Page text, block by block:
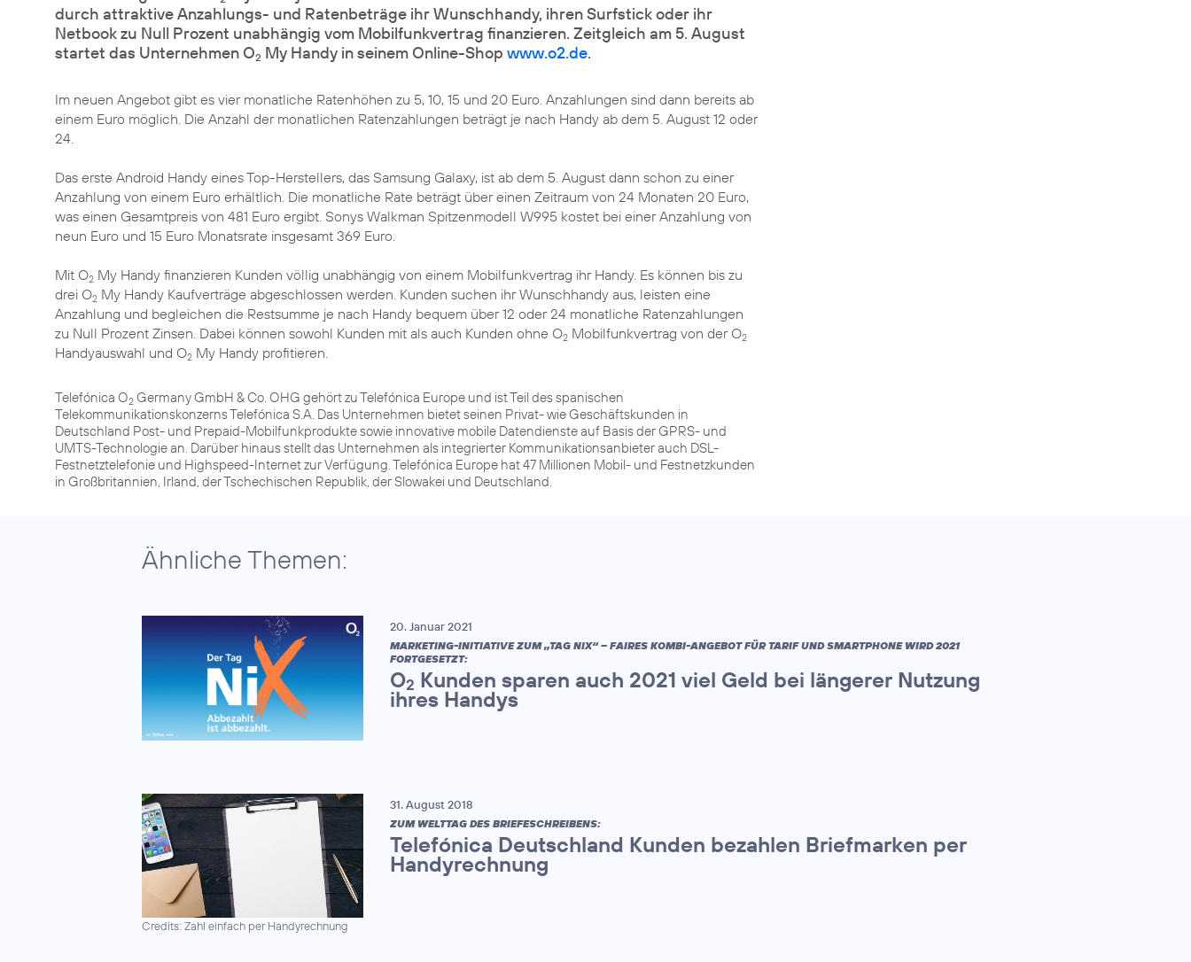
durch attraktive Anzahlungs- und Ratenbeträge ihr Wunschhandy, ihren Surfstick oder ihr
Netbook zu Null Prozent unabhängig vom Mobilfunkvertrag finanzieren. Zeitgleich am 5. August
startet das Unternehmen O2 My Handy in seinem Online-Shop www.o2.de.
Im neuen Angebot gibt es vier monatliche Ratenhöhen zu 5, 10, 15 und 20 Euro. Anzahlungen sind dann bereits ab
einem Euro möglich. Die Anzahl der monatlichen Ratenzahlungen beträgt je nach Handy ab dem 5. August 12 oder
24.
Das erste Android Handy eines Top-Herstellers, das Samsung Galaxy, ist ab dem 5. August dann schon zu einer
Anzahlung von einem Euro erhältlich. Die monatliche Rate beträgt über einen Zeitraum von 24 Monaten 20 Euro,
was einen Gesamtpreis von 481 Euro ergibt. Sonys Walkman Spitzenmodell W995 kostet bei einer Anzahlung von
neun Euro und 15 Euro Monatsrate insgesamt 369 Euro.
Mit O2 My Handy finanzieren Kunden völlig unabhängig von einem Mobilfunkvertrag ihr Handy. Es können bis zu
drei O2 My Handy Kaufverträge abgeschlossen werden. Kunden suchen ihr Wunschhandy aus, leisten eine
Anzahlung und begleichen die Restsumme je nach Handy bequem über 12 oder 24 monatliche Ratenzahlungen
zu Null Prozent Zinsen. Dabei können sowohl Kunden mit als auch Kunden ohne O2 Mobilfunkvertrag von der O2
Handyauswahl und O2 My Handy profitieren.
Telefónica O2 Germany GmbH & Co. OHG gehört zu Telefónica Europe und ist Teil des spanischen
Telekommunikationskonzerns Telefónica S.A. Das Unternehmen bietet seinen Privat- wie Geschäftskunden in
Deutschland Post- und Prepaid-Mobilfunkprodukte sowie innovative mobile Datendienste auf Basis der GPRS- und
UMTS-Technologie an. Darüber hinaus stellt das Unternehmen als integrierter Kommunikationsanbieter auch DSL-
Festnetztelefonie und Highspeed-Internet zur Verfügung. Telefónica Europe hat 47 Millionen Mobil- und Festnetzkunden
in Großbritannien, Irland, der Tschechischen Republik, der Slowakei und Deutschland.
Ähnliche Themen:
20. Januar 2021
MARKETING-INITIATIVE ZUM „TAG NIX“ – FAIRES KOMBI-ANGEBOT FÜR TARIF UND SMARTPHONE WIRD 2021
FORTGESETZT:
O2 Kunden sparen auch 2021 viel Geld bei längerer Nutzung
ihres Handys
Credits: Zahl einfach per Handyrechnung
31. August 2018
ZUM WELTTAG DES BRIEFESCHREIBENS:
Telefónica Deutschland Kunden bezahlen Briefmarken per
Handyrechnung